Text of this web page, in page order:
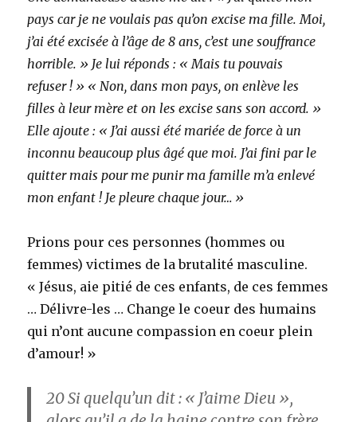
pays car je ne voulais pas qu’on excise ma fille. Moi,
j’ai été excisée à l’âge de 8 ans, c’est une souffrance
horrible. » Je lui réponds : « Mais tu pouvais
refuser ! » « Non, dans mon pays, on enlève les
filles à leur mère et on les excise sans son accord. »
Elle ajoute : « J’ai aussi été mariée de force à un
inconnu beaucoup plus âgé que moi. J’ai fini par le
quitter mais pour me punir ma famille m’a enlevé
mon enfant ! Je pleure chaque jour… »
Prions pour ces personnes (hommes ou
femmes) victimes de la brutalité masculine.
« Jésus, aie pitié de ces enfants, de ces femmes
… Délivre-les … Change le coeur des humains
qui n’ont aucune compassion en coeur plein
d’amour! »
20Si quelqu’un dit : « J’aime Dieu »,